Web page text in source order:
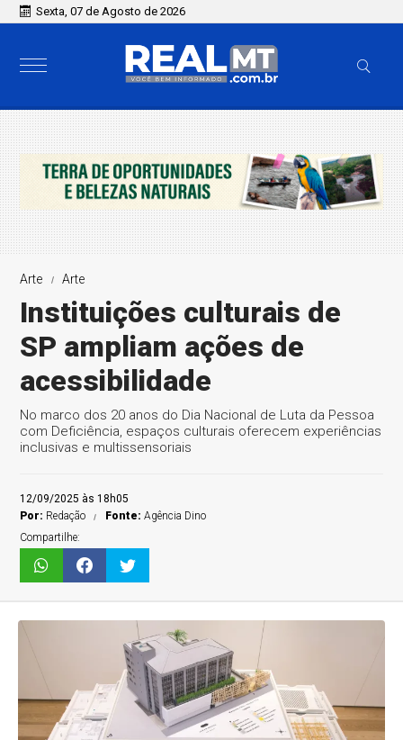
Sexta, 07 de Agosto de 2026
Arte Arte
Instituições culturais de
SP ampliam ações de
acessibilidade
No marco dos 20 anos do Dia Nacional de Luta da Pessoa
com Deficiência, espaços culturais oferecem experiências
inclusivas e multissensoriais
12/09/2025 às 18h05
Por: Redação Fonte:Agência Dino
Compartilhe: